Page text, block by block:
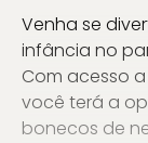
Venha se
infância no
Com acesso
você terá a
bonecos de